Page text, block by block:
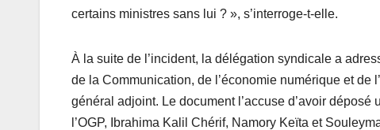
certains ministres sans lui ? », s’interroge-t-elle.
À la suite de l’incident, la délégation syndicale a
de la Communication, de l’économie numérique et
général adjoint. Le document l’accuse d’avoir
l’OGP, Ibrahima Kalil Chérif, Namory Keïta et